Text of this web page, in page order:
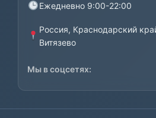
Ежедневно 9:00-22:00
Россия, Краснодарский
Витязево
Мы в соцсетях: